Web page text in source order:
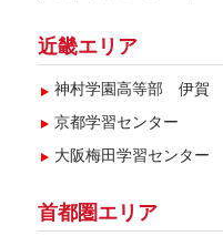
2023年11月(5)
2023年10月(4)
近畿エリア
神村学園高等部 伊賀
京都学習センター
大阪梅田学習センター
首都圏エリア